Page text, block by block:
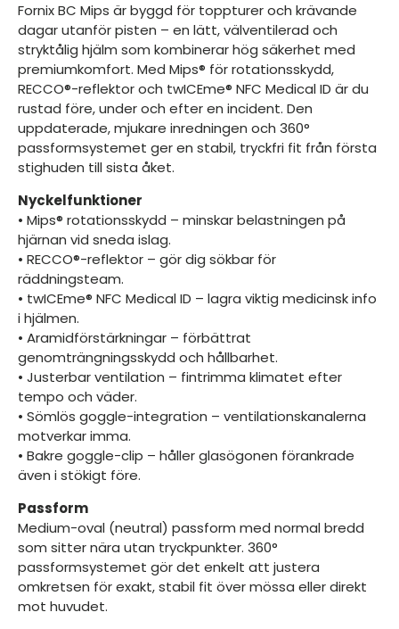
Fornix BC Mips är byggd för toppturer och krävande
dagar utanför pisten – en lätt, välventilerad och
stryktålig hjälm som kombinerar hög säkerhet med
premiumkomfort. Med Mips® för rotationsskydd,
RECCO®-reflektor och twICEme® NFC Medical ID är du
rustad före, under och efter en incident. Den
uppdaterade, mjukare inredningen och 360°
passformsystemet ger en stabil, tryckfri fit från första
stighuden till sista åket.
Nyckelfunktioner
• Mips® rotationsskydd – minskar belastningen på
hjärnan vid sneda islag.
• RECCO®-reflektor – gör dig sökbar för
räddningsteam.
• twICEme® NFC Medical ID – lagra viktig medicinsk info
i hjälmen.
• Aramidförstärkningar – förbättrat
genomträngningsskydd och hållbarhet.
• Justerbar ventilation – fintrimma klimatet efter
tempo och väder.
• Sömlös goggle-integration – ventilationskanalerna
motverkar imma.
• Bakre goggle-clip – håller glasögonen förankrade
även i stökigt före.
Passform
Medium-oval (neutral) passform med normal bredd
som sitter nära utan tryckpunkter. 360°
passformsystemet gör det enkelt att justera
omkretsen för exakt, stabil fit över mössa eller direkt
mot huvudet.